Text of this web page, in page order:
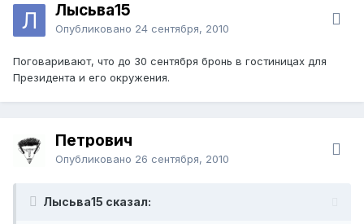
Лысьва15
Опубликовано 24 сентября, 2010
Поговаривают, что до 30 сентября бронь в гостиницах для
Президента и его окружения.
Петрович
Опубликовано 26 сентября, 2010
Лысьва15 сказал: